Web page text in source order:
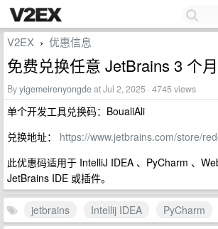
V2EX › 优惠信息
免费兑换任意 JetBrains 3 个
Byyigemeirenyongdeat Jul 2, 2025 · 4745 views
单个开发工具兑换码：BoualiAli
兑换地址： https://www.jetbrains.com/store/
此优惠码适用于 IntelliJ IDEA 、PyCharm 、
JetBrains IDE 或插件。
jetbrains Intellij IDEA
PyCharm